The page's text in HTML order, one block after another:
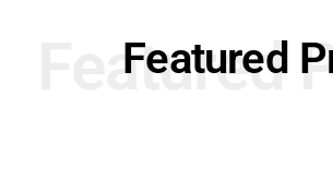
Featured
Featured